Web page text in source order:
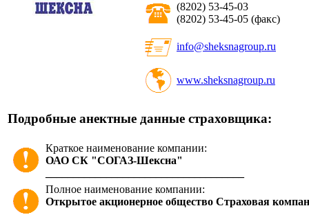
(8202) 53-45-03
(8202) 53-45-05 (факс)
info@sheksnagroup.ru
www.sheksnagroup.ru
Подробные анектные данные страховщика:
Краткое наименование компании:
ОАО СК "СОГАЗ-Шексна"
Полное наименование компании:
Открытое акционерное общество Страховая